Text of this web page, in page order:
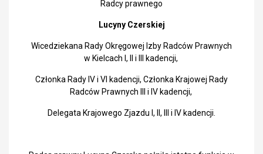
Radcy prawnego
Lucyny Czerskiej
Wicedziekana Rady Okręgowej Izby Radców Prawnych
w Kielcach I, II i III kadencji,
Członka Rady IV i VI kadencji, Członka Krajowej Rady
Radców Prawnych III i IV kadencji,
Delegata Krajowego Zjazdu I, II, III i IV kadencji.